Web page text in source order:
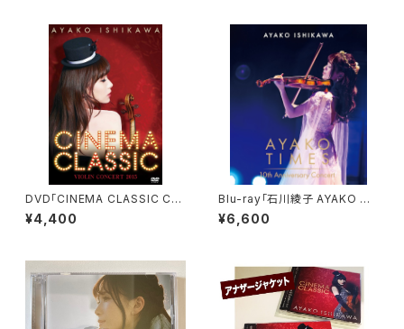
DVD「CINEMA CLASSIC CO
NCERT 2015」
¥4,400
Blu-ray「石川綾子 AYAKO TI
MES 10th Anniversary Con
cert」
¥6,600